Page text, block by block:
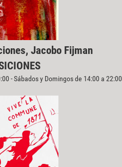
Jacobo Fijman
- Sábados y Domingos de 14:00 a 22:00